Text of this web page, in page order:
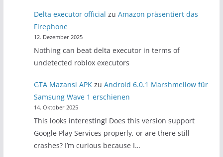
Delta executor official zuAmazon präsentiert das
Firephone
12. Dezember 2025
Nothing can beat delta executor in terms of
undetected roblox executors
GTA Mazansi APK zuAndroid 6.0.1 Marshmellow für
Samsung Wave 1 erschienen
14. Oktober 2025
This looks interesting! Does this version support
Google Play Services properly, or are there still
crashes? I’m curious because I…